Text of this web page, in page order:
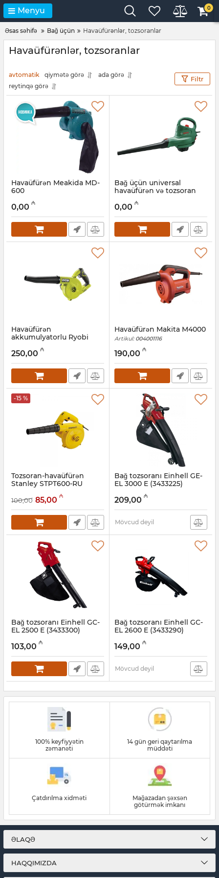
Menyu 0
Əsas səhifə Bağ üçün Havaüfürənlər, tozsoranlar
Havaüfürənlər, tozsoranlar
avtomatik qiymətə görə
ada görə
reytinqə görə
Filtr
Havaüfürən Meakida MD-
600
017007092
0,00 ₼
Bağ üçün universal
havaüfürən və tozsoran
GardenTidy 3000
Artikul: 017007091
0,00 ₼
Havaüfürən
akkumulyatorlu Ryobi
Artikul: 012001006
250,00 ₼
Havaüfürən Makita M4000
Artikul: 004001116
190,00 ₼
-15 %
Tozsoran-havaüfürən
Stanley STPT600-RU
017007096
100,00 85,00 ₼
Bağ tozsoranı Einhell GE-
EL 3000 E (3433225)
017007074
209,00 ₼
Mövcud deyil
Bağ tozsoranı Einhell GC-
EL 2500 E (3433300)
017007057
103,00 ₼
Bağ tozsoranı Einhell GC-
EL 2600 E (3433290)
017007056
149,00 ₼
Mövcud deyil
100% keyfiyyətin
zəmanəti
14 gün geri qaytarılma
müddəti
Çatdırılma xidməti
Mağazadan şəxsən
götürmək imkanı
ƏLAQƏ
HAQQIMIZDA